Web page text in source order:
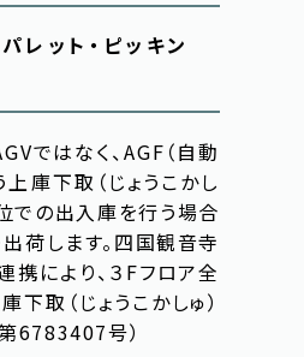
レット・ピッキン
ではなく、AGF（自動
庫下取（じょうこかし
での出入庫を行う場合
荷します。四国観音寺
携により、３Fフロア全
取（じょうこかしゅ）
6783407号）